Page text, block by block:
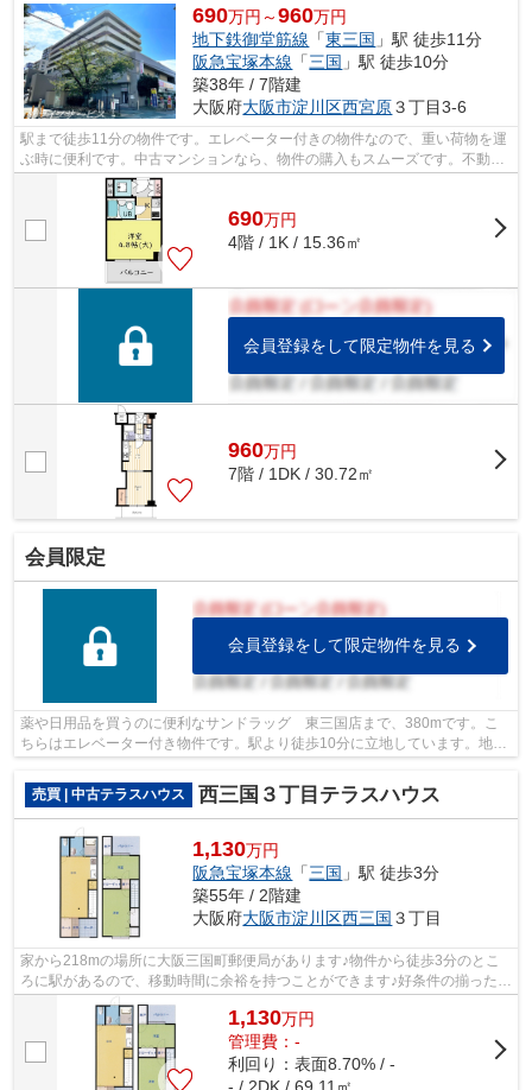
690万円～960万円
地下鉄御堂筋線 「東三国 」駅 徒歩11分
阪急宝塚本線 「三国 」駅 徒歩10分
築38年 / 7階建
大阪府大阪市淀川区西宮原３丁目3-6
駅まで徒歩11分の物件です。エレベーター付きの物件なので、重い荷物を運
ぶ時に便利です。中古マンションなら、物件の購入もスムーズです。不動産
のことで悩みがあるなら、ライフサー...
690万円
4階 / 1K / 15.36㎡
会員登録をして限定物件を見る
960万円
7階 / 1DK / 30.72㎡
会員限定
会員登録をして限定物件を見る
薬や日用品を買うのに便利なサンドラッグ 東三国店まで、380mです。こ
ちらはエレベーター付き物件です。駅より徒歩10分に立地しています。地下
売買 | 中古テラスハウス
西三国３丁目テラスハウス
1,130万円
阪急宝塚本線 「三国 」駅 徒歩3分
築55年 / 2階建
大阪府大阪市淀川区西三国 ３丁目
家から218mの場所に大阪三国町郵便局があります♪物件から徒歩3分のとこ
ろに駅があるので、移動時間に余裕を持つことができます♪好条件の揃った前
面道路6m以上の物件をお薦めいたします...
1,130万円
管理費：-
利回り：表面8.70% / -